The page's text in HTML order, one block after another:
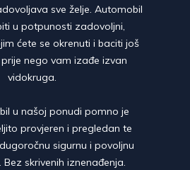
sve želje. Automobil
u potpunosti zadovoljni,
ćete se okrenuti i baciti još
nego vam izađe izvan
vidokruga.
u našoj ponudi pomno je
provjeren i pregledan te
sigurnu i povoljnu
skrivenih iznenađenja.